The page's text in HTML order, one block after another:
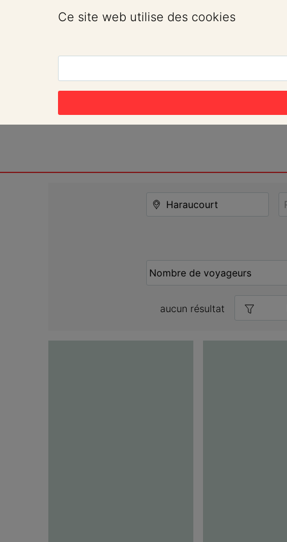
Ce site web utilise des cookies
aucun résultat